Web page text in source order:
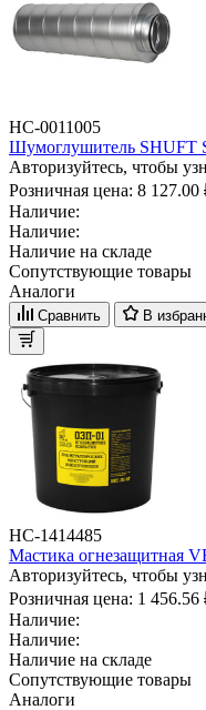
НС-0011005
Шумоглушитель SHUFT
Авторизуйтесь, чтобы
Розничная цена: 8 127.00
Наличие:
Наличие:
Наличие на складе
Сопутствующие товары
Аналоги
Сравнить В
НС-1414485
Мастика огнезащитная
Авторизуйтесь, чтобы
Розничная цена: 1 456.56
Наличие:
Наличие:
Наличие на складе
Сопутствующие товары
Аналоги